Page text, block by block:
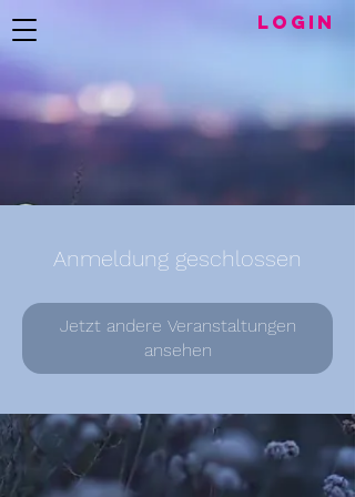
LogIN
Anmeldung geschlossen
Jetzt andere Veranstaltungen
ansehen